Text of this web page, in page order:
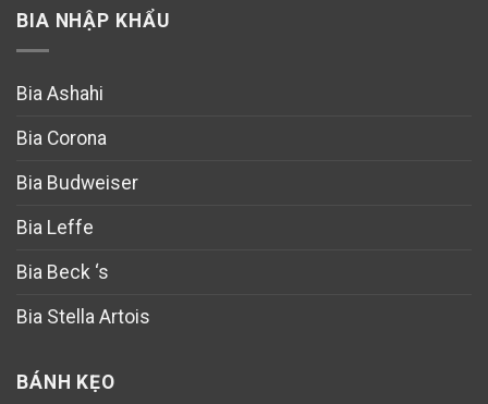
BIA NHẬP KHẨU
Bia Ashahi
Bia Corona
Bia Budweiser
Bia Leffe
Bia Beck ‘s
Bia Stella Artois
BÁNH KẸO